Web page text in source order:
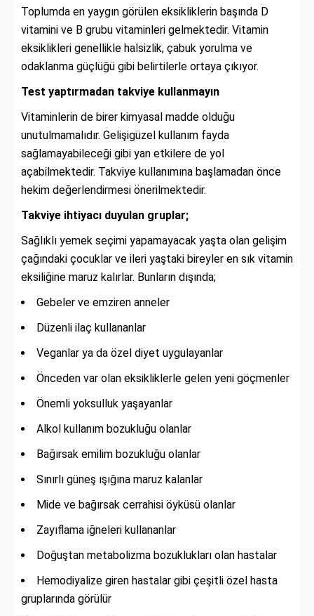
Toplumda en yaygın görülen eksikliklerin başında D
vitamini ve B grubu vitaminleri gelmektedir. Vitamin
eksiklikleri genellikle halsizlik, çabuk yorulma ve
odaklanma güçlüğü gibi belirtilerle ortaya çıkıyor.
Test yaptırmadan takviye kullanmayın
Vitaminlerin de birer kimyasal madde olduğu
unutulmamalıdır. Gelişigüzel kullanım fayda
sağlamayabileceği gibi yan etkilere de yol
açabilmektedir. Takviye kullanımına başlamadan önce
hekim değerlendirmesi önerilmektedir.
Takviye ihtiyacı duyulan gruplar;
Sağlıklı yemek seçimi yapamayacak yaşta olan gelişim
çağındaki çocuklar ve ileri yaştaki bireyler en sık vitamin
eksiliğine maruz kalırlar. Bunların dışında;
Gebeler ve emziren anneler
Düzenli ilaç kullananlar
Veganlar ya da özel diyet uygulayanlar
Önceden var olan eksikliklerle gelen yeni göçmenler
Önemli yoksulluk yaşayanlar
Alkol kullanım bozukluğu olanlar
Bağırsak emilim bozukluğu olanlar
Sınırlı güneş ışığına maruz kalanlar
Mide ve bağırsak cerrahisi öyküsü olanlar
Zayıflama iğneleri kullananlar
Doğuştan metabolizma bozuklukları olan hastalar
Hemodiyalize giren hastalar gibi çeşitli özel hasta
gruplarında görülür